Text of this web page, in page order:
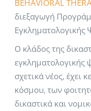
BEHAVIORAL
διεξαγωγή
Εγκληματολογικής
Ο κλάδος της
εγκληματολογικής
σχετικά νέος, έχει
κόσμου, των
δικαστικά και